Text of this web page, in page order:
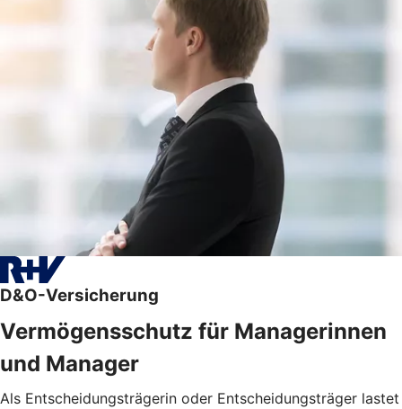
D&O-Versicherung
Vermögensschutz für Managerinnen
und Manager
Als Entscheidungsträgerin oder Entscheidungsträger lastet